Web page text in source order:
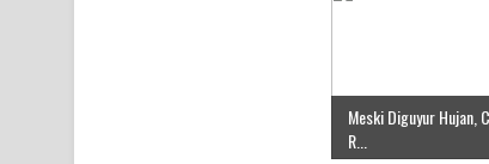
Meski Diguyur Hujan,
R...